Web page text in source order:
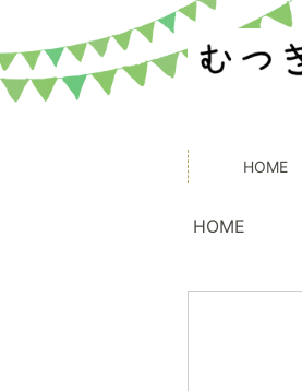
HOME
HOME